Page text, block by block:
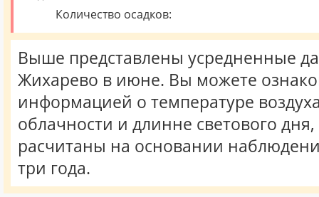
Количество осадков:
Выше представлены усредненные
Жихарево в июне. Вы можете
информацией о температуре
облачности и длинне светового
расчитаны на основании
три года.